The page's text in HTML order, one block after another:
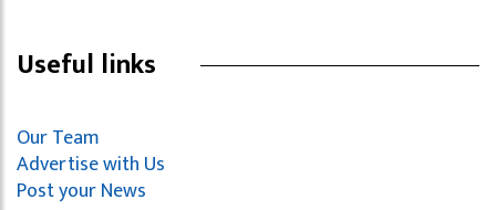
Useful links
Our Team
Advertise with Us
Post your News